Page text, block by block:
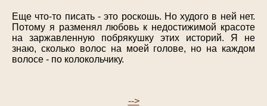
Еще что-то писать - это роскошь. Но худого в ней нет.
Потому я разменял любовь к недостижимой красоте
на заржавленную побрякушку этих историй. Я не
знаю, сколько волос на моей голове, но на каждом
волосе - по колокольчику.
-->